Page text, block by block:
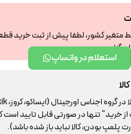
متغیر کشور، لطفا پیش از ثبت خرید
استعلام در واتساپ
خرید" تنها در صورتی قابل تایید است
پلمپ بودن، کالا نباید باز شده باشد).